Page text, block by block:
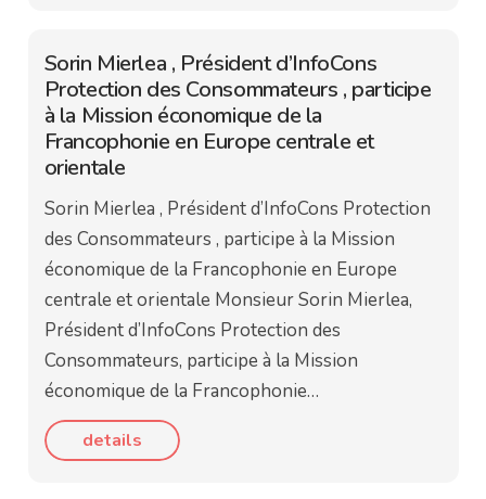
Sorin Mierlea , Président d’InfoCons
Protection des Consommateurs , participe
à la Mission économique de la
Francophonie en Europe centrale et
orientale
Sorin Mierlea , Président d’InfoCons Protection
des Consommateurs , participe à la Mission
économique de la Francophonie en Europe
centrale et orientale Monsieur Sorin Mierlea,
Président d’InfoCons Protection des
Consommateurs, participe à la Mission
économique de la Francophonie…
details